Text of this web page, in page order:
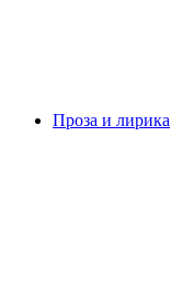
Проза и лирика